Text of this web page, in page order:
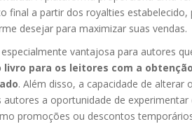
final a partir dos royalties
desejar para maximizar suas vendas.
vantajosa para autores
livro para os leitores com a
. Além disso, a capacidade de alterar
a oportunidade de experimentar
promoções ou descontos